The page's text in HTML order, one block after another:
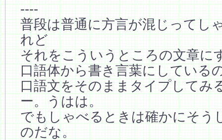
----
普段は普通に方言が混じってし
れど
それをこういうところの文章に
口語体から書き言葉にしている
口語文をそのままタイプしてみ
ー。うはは。
でもしゃべるときは確かにそう
のだな。